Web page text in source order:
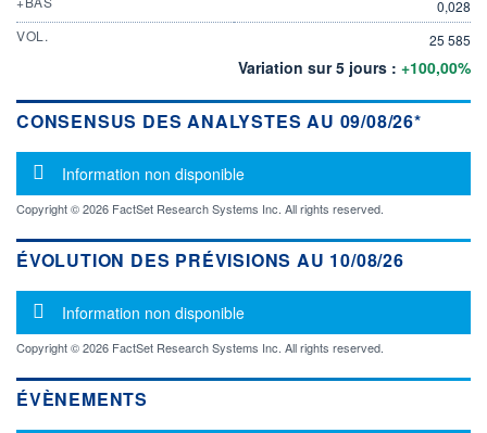
0,028
VOL.
25 585
Variation sur 5 jours : +100,00%
CONSENSUS DES ANALYSTES AU 09/08/26*
Message d'information
Information non disponible
Copyright © 2026 FactSet Research Systems Inc. All rights reserved.
ÉVOLUTION DES PRÉVISIONS AU 10/08/26
Message d'information
Information non disponible
Copyright © 2026 FactSet Research Systems Inc. All rights reserved.
ÉVÈNEMENTS